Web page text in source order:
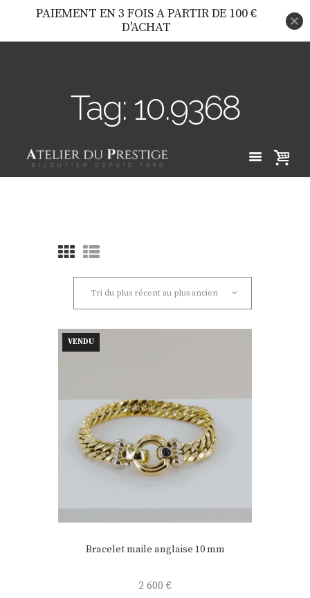
Tag: 10.9368
VENDU
Bracelet maile anglaise 10 mm
2 600 €
PAIEMENT EN 3 FOIS A PARTIR DE 100 €
D'ACHAT